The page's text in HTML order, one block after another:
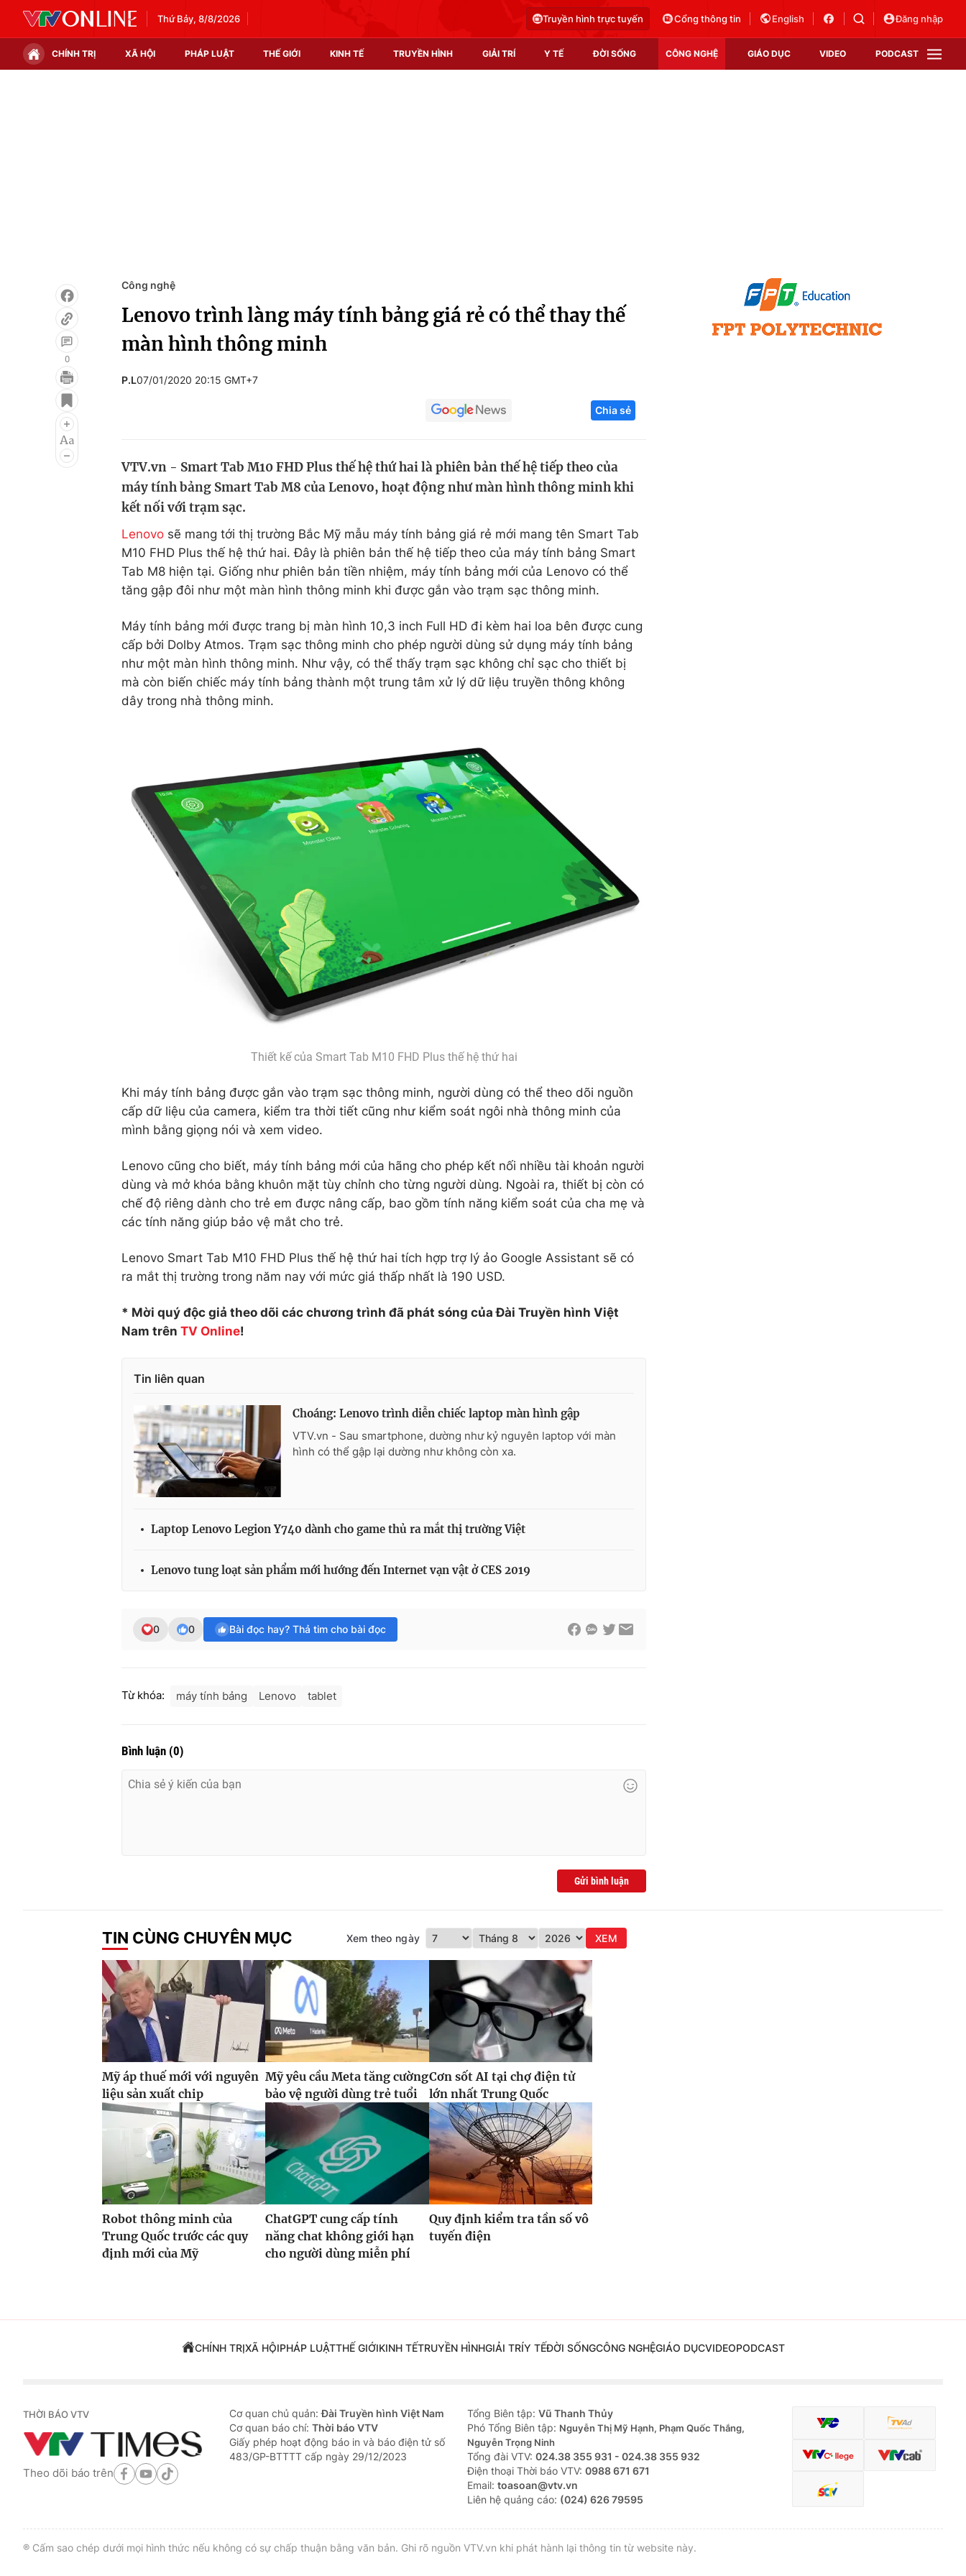
Thứ Bảy, 8/8/2026 Truyền hình trực tuyến Cổng thông tin English Đăng nhập
CHÍNH TRỊ XÃ HỘI PHÁP LUẬT THẾ GIỚI KINH TẾ TRUYỀN HÌNH GIẢI TRÍ Y TẾ ĐỜI SỐNG CÔNG NGHỆ GIÁO DỤC VIDEO PODCAST
Infographic
Điện ảnh
Âm nhạc
Chất lượng cuộc sống
Tuyển sinh
Hitech Công nghệ tương lai
Thị trường
Giao lưu trực tuyến
0
Công nghệ
Lenovo trình làng máy tính bảng giá rẻ có thể thay thế
màn hình thông minh
P.L07/01/2020 20:15 GMT+7
Chia sẻ
VTV.vn - Smart Tab M10 FHD Plus thế hệ thứ hai là phiên bản thế hệ tiếp theo của
máy tính bảng Smart Tab M8 của Lenovo, hoạt động như màn hình thông minh khi
kết nối với trạm sạc.
Lenovo sẽ mang tới thị trường Bắc Mỹ mẫu máy tính bảng giá rẻ mới mang tên Smart Tab
M10 FHD Plus thế hệ thứ hai. Đây là phiên bản thế hệ tiếp theo của máy tính bảng Smart
Tab M8 hiện tại. Giống như phiên bản tiền nhiệm, máy tính bảng mới của Lenovo có thể
tăng gập đôi như một màn hình thông minh khi được gắn vào trạm sạc thông minh.
Máy tính bảng mới được trang bị màn hình 10,3 inch Full HD đi kèm hai loa bên được cung
cấp bởi Dolby Atmos. Trạm sạc thông minh cho phép người dùng sử dụng máy tính bảng
như một màn hình thông minh. Như vậy, có thể thấy trạm sạc không chỉ sạc cho thiết bị
mà còn biến chiếc máy tính bảng thành một trung tâm xử lý dữ liệu truyền thông không
dây trong nhà thông minh.
Thiết kế của Smart Tab M10 FHD Plus thế hệ thứ hai
Khi máy tính bảng được gắn vào trạm sạc thông minh, người dùng có thể theo dõi nguồn
cấp dữ liệu của camera, kiểm tra thời tiết cũng như kiểm soát ngôi nhà thông minh của
mình bằng giọng nói và xem video.
Lenovo cũng cho biết, máy tính bảng mới của hãng cho phép kết nối nhiều tài khoản người
dùng và mở khóa bằng khuôn mặt tùy chỉnh cho từng người dùng. Ngoài ra, thiết bị còn có
chế độ riêng dành cho trẻ em được nâng cấp, bao gồm tính năng kiểm soát của cha mẹ và
các tính năng giúp bảo vệ mắt cho trẻ.
Lenovo Smart Tab M10 FHD Plus thế hệ thứ hai tích hợp trợ lý ảo Google Assistant sẽ có
ra mắt thị trường trong năm nay với mức giá thấp nhất là 190 USD.
* Mời quý độc giả theo dõi các chương trình đã phát sóng của Đài Truyền hình Việt
Nam trên TV Online!
Tin liên quan
Choáng: Lenovo trình diễn chiếc laptop màn hình gập
VTV.vn - Sau smartphone, dường như kỷ nguyên laptop với màn
hình có thể gập lại dường như không còn xa.
Laptop Lenovo Legion Y740 dành cho game thủ ra mắt thị trường Việt
Lenovo tung loạt sản phẩm mới hướng đến Internet vạn vật ở CES 2019
0 0 Bài đọc hay? Thả tim cho bài đọc
Từ khóa: máy tính bảng Lenovo tablet
Bình luận (0)
Gửi bình luận
TIN CÙNG CHUYÊN MỤC Xem theo ngày XEM
Mỹ áp thuế mới với nguyên
liệu sản xuất chip
Mỹ yêu cầu Meta tăng cường
bảo vệ người dùng trẻ tuổi
Cơn sốt AI tại chợ điện tử
lớn nhất Trung Quốc
Robot thông minh của
Trung Quốc trước các quy
định mới của Mỹ
ChatGPT cung cấp tính
năng chat không giới hạn
cho người dùng miễn phí
Quy định kiểm tra tần số vô
tuyến điện
CHÍNH TRỊXÃ HỘIPHÁP LUẬTTHẾ GIỚIKINH TẾTRUYỀN HÌNHGIẢI TRÍY TẾĐỜI SỐNGCÔNG NGHỆGIÁO DỤCVIDEOPODCAST
THỜI BÁO VTV
Theo dõi báo trên
Cơ quan chủ quản:Đài Truyền hình Việt Nam
Cơ quan báo chí: Thời báo VTV
Giấy phép hoạt động báo in và báo điện tử số
483/GP-BTTTT cấp ngày 29/12/2023
Tổng Biên tập: Vũ Thanh Thủy
Phó Tổng Biên tập: Nguyễn Thị Mỹ Hạnh, Phạm Quốc Thắng,
Nguyễn Trọng Ninh
Tổng đài VTV: 024.38 355 931 - 024.38 355 932
Ðiện thoại Thời báo VTV: 0988 671 671
Email: toasoan@vtv.vn
Liên hệ quảng cáo: (024) 626 79595
® Cấm sao chép dưới mọi hình thức nếu không có sự chấp thuận bằng văn bản. Ghi rõ nguồn VTV.vn khi phát hành lại thông tin từ website này.